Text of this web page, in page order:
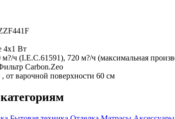
4x1 Вт
м?/ч (I.E.C.61591), 720 м?/ч (максимальная
Carbon.Zeo
от варочной поверхности 60 см